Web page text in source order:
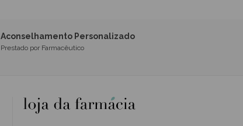
Aconselhamento Personalizado
Prestado por Farmacêutico